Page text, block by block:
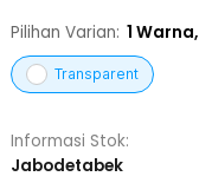
Pilihan Varian: 1 Warna,
Transparent
Informasi Stok:
Jabodetabek